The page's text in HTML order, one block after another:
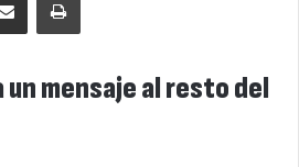
mensaje al resto del